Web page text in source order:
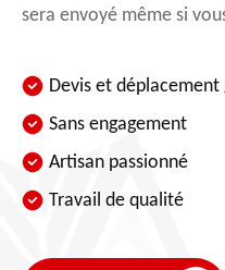
sera envoyé même si
Devis et
Sans engagement
Artisan passionné
Travail de qualité